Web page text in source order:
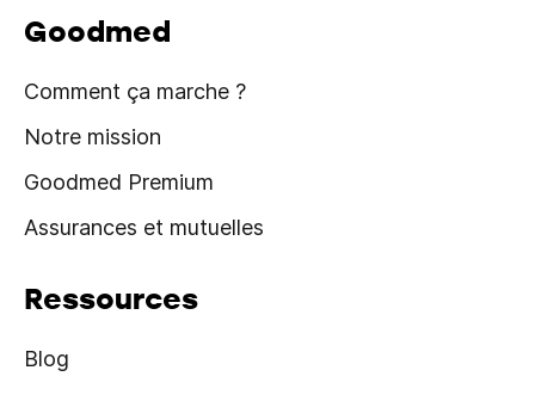
Goodmed
Comment ça marche ?
Notre mission
Goodmed Premium
Assurances et mutuelles
Ressources
Blog